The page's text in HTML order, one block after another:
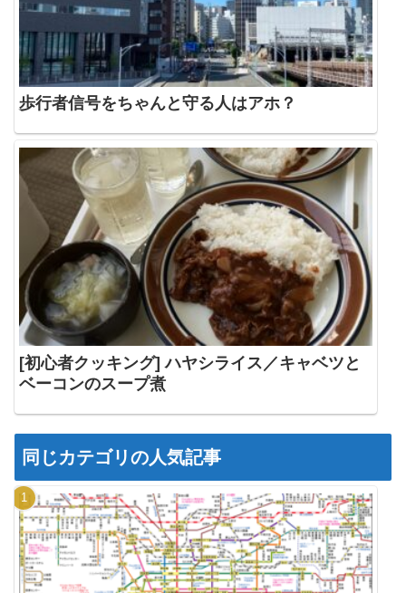
歩行者信号をちゃんと守る人はアホ？
[初心者クッキング] ハヤシライス／キャベツと
ベーコンのスープ煮
同じカテゴリの人気記事